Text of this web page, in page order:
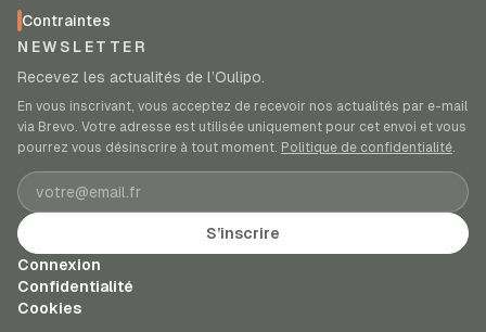
Contraintes
NEWSLETTER
Recevez les actualités de l’Oulipo.
En vous inscrivant, vous acceptez de recevoir nos actualités par e-mail
via Brevo. Votre adresse est utilisée uniquement pour cet envoi et vous
pourrez vous désinscrire à tout moment. Politique de confidentialité.
Adresse e-mail
S’inscrire
Connexion
Confidentialité
Cookies